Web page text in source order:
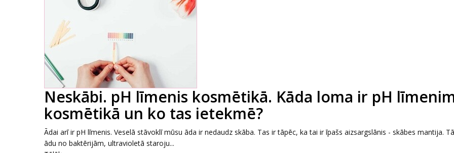
Neskābi. pH līmenis kosmētikā. Kāda loma ir pH
kosmētikā un ko tas ietekmē?
Ādai arī ir pH līmenis. Veselā stāvoklī mūsu āda ir nedaudz skāba. Tas ir tāpēc, ka tai ir īpašs aizsargslānis - skābes mantija.
ādu no baktērijām, ultravioletā staroju...